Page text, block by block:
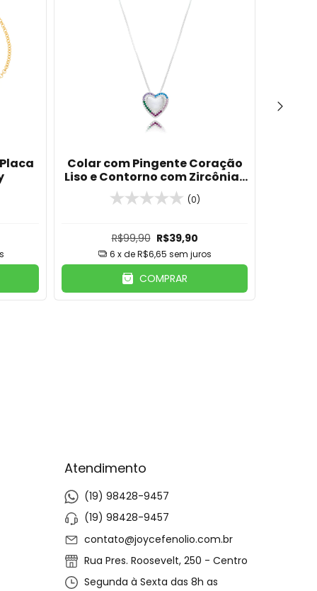
Colar com Pingente Coração
Liso e Contorno com Zircônias
Coloridas em Banho de Prata
(0)
R$99,90 R$39,90
6 x deR$6,65 sem juros
COMPRAR
Atendimento
(19) 98428-9457
(19) 98428-9457
contato@joycefenolio.com.br
Rua Pres. Roosevelt, 250 - Centro
Segunda à Sexta das 8h as